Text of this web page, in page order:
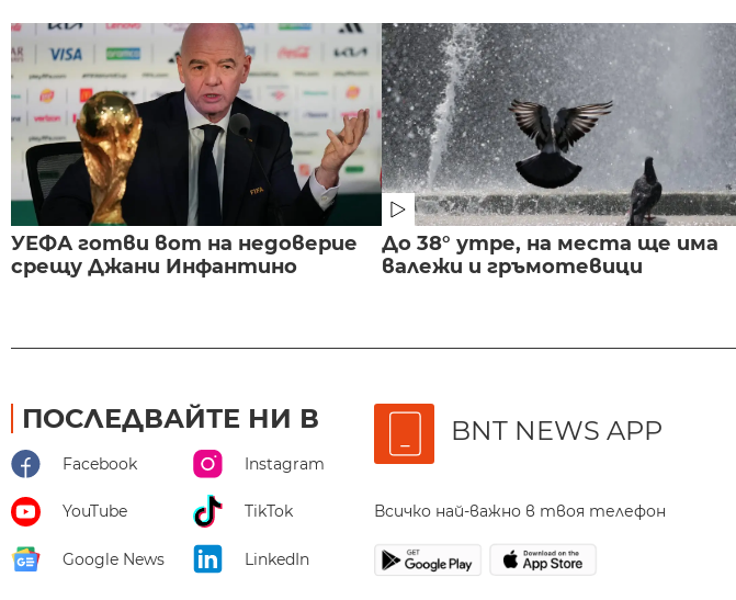
УЕФА готви вот на недоверие
срещу Джани Инфантино
До 38° утре, на места ще има
валежи и гръмотевици
ПОСЛЕДВАЙТЕ НИ В
Facebook Instagram
YouTube TikTok
Google News LinkedIn
BNT NEWS APP
Всичко най-важно в твоя телефон